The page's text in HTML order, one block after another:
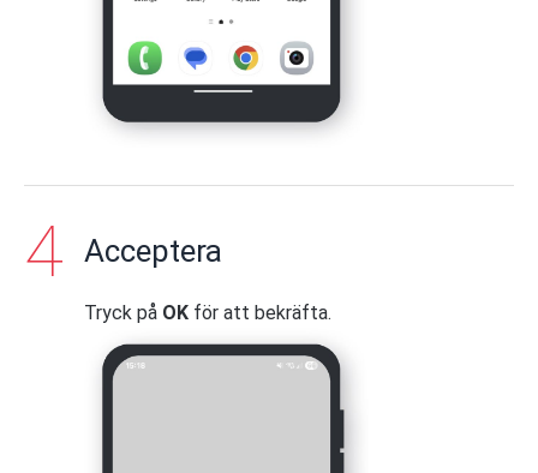
Acceptera
Tryck på OK för att bekräfta.